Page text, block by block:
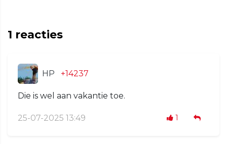
1 reacties
HP +14237
Die is wel aan vakantie toe.
25-07-2025 13:49 1